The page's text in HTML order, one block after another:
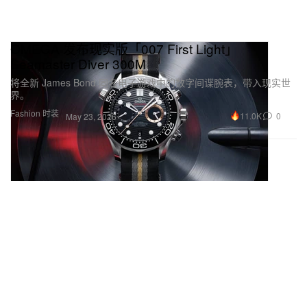
Fashion 时装
OMEGA 发布现实版「007 First Light」
Seamaster Diver 300M
将全新 James Bond 同名电子游戏中的数字间谍腕表，带入现实世
界。
May 23, 2026 11.0K 0